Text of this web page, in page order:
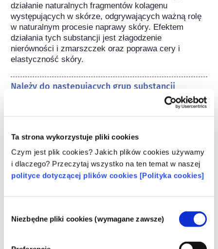
Ta strona wykorzystuje pliki cookies
Czym jest plik cookies? Jakich plików cookies używamy
i dlaczego? Przeczytaj wszystko na ten temat w naszej
polityce dotyczącej plików cookies [Polityka cookies]
zgody
Niezbędne pliki cookies (wymagane zawsze)
działanie naturalnych fragmentów kolagenu
występujących w skórze, odgrywających ważną rolę
w naturalnym procesie naprawy skóry. Efektem
działania tych substancji jest złagodzenie
nierówności i zmarszczek oraz poprawa cery i
elastyczność skóry.
Należy do następujących grup substancji
Składniki kosmetyków podlegają regulacjom
prawnym. Należy pamiętać, że w przypadku
składników kosmetycznych, poza UE mogą
obowiązywać inne przepisy.
Poznaj swoje kosmetyki